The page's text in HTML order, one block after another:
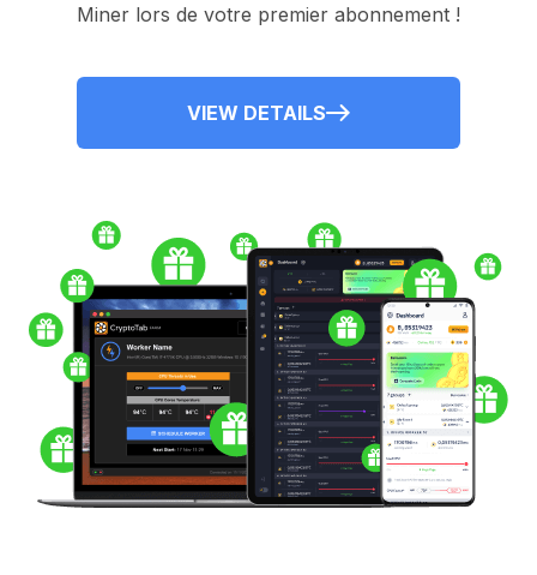
Miner lors de votre premier abonnement !
VIEW DETAILS